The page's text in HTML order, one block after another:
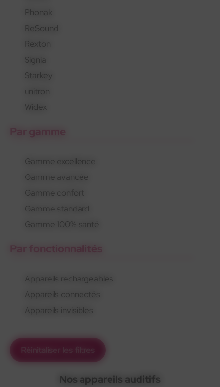
Phonak
ReSound
Rexton
Signia
Starkey
unitron
Widex
Par gamme
Gamme excellence
Gamme avancée
Gamme confort
Gamme standard
Gamme 100% santé
Par fonctionnalités
Appareils rechargeables
Appareils connectés
Appareils invisibles
Réinitaliser les filtres
Nos appareils auditifs